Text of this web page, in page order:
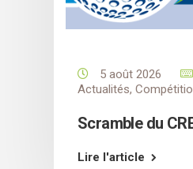
5 août 2026
Actualités,
Scramble du
Lire l'article